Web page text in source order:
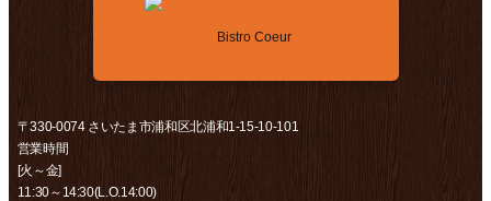
〒330-0074 さいたま市浦和区北浦和1-15-10-101
営業時間
[火～金]
11:30～14:30(L.O.14:00)